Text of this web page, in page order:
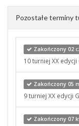
Pozostałe terminy
Zakończony 02
10 turniej XX
Zakończony 05
9 turniej XX edycji
Zakończony 07